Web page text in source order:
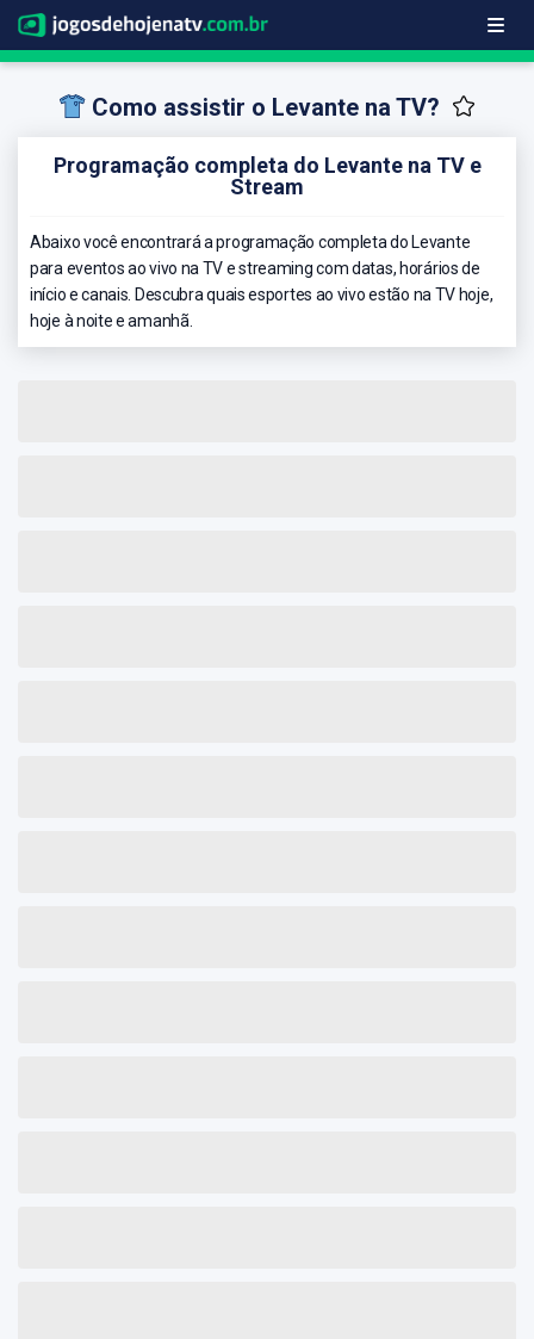
Como assistir o Levante na TV?
Programação completa do Levante na TV e
Stream
Abaixo você encontrará a programação completa do Levante
para eventos ao vivo na TV e streaming com datas, horários de
início e canais. Descubra quais esportes ao vivo estão na TV hoje,
hoje à noite e amanhã.